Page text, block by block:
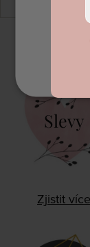
Slevy
Zjistit více